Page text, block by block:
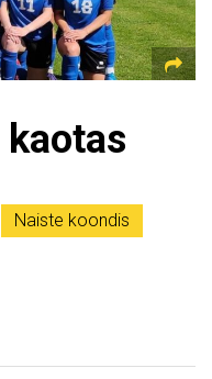
Naiste koondis